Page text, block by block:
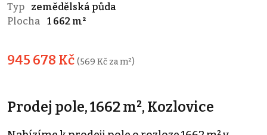
Typ
zemědělská půda
Plocha
1 662 m²
945 678 Kč (569 Kč za m²)
Prodej pole, 1662 m², Kozlovice